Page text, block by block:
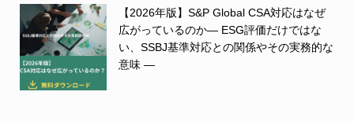
【2026年版】S&P Global CSA対応はなぜ
広がっているのか― ESG評価だけではな
い、SSBJ基準対応との関係やその実務的な
意味 ―